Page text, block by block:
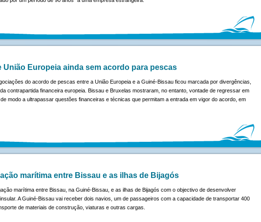
União Europeia ainda sem acordo para pescas
do acordo de pescas entre a União Europeia e a Guiné-Bissau ficou marcada por divergências,
contrapartida financeira europeia. Bissau e Bruxelas mostraram, no entanto, vontade de regressar em
modo a ultrapassar questões financeiras e técnicas que permitam a entrada em vigor do acordo, em
marítima entre Bissau e as ilhas de Bijagós
marítima entre Bissau, na Guiné-Bissau, e as ilhas de Bijagós com o objectivo de desenvolver
A Guiné-Bissau vai receber dois navios, um de passageiros com a capacidade de transportar 400
de materiais de construção, viaturas e outras cargas.